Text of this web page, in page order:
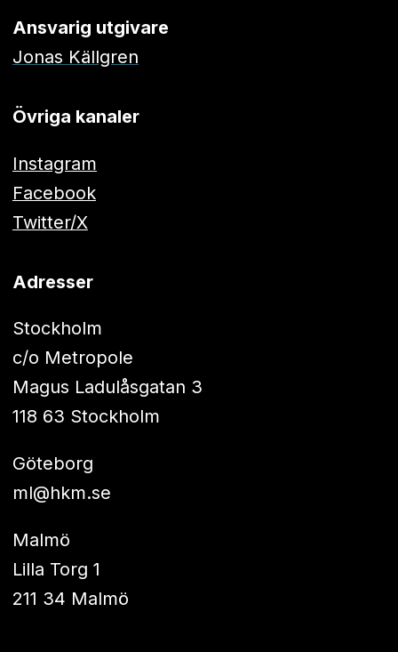
Ansvarig utgivare
Jonas Källgren
Övriga kanaler
Instagram
Facebook
Twitter/X
Adresser
Stockholm
c/o Metropole
Magus Ladulåsgatan 3
118 63 Stockholm
Göteborg
ml@hkm.se
Malmö
Lilla Torg 1
211 34 Malmö